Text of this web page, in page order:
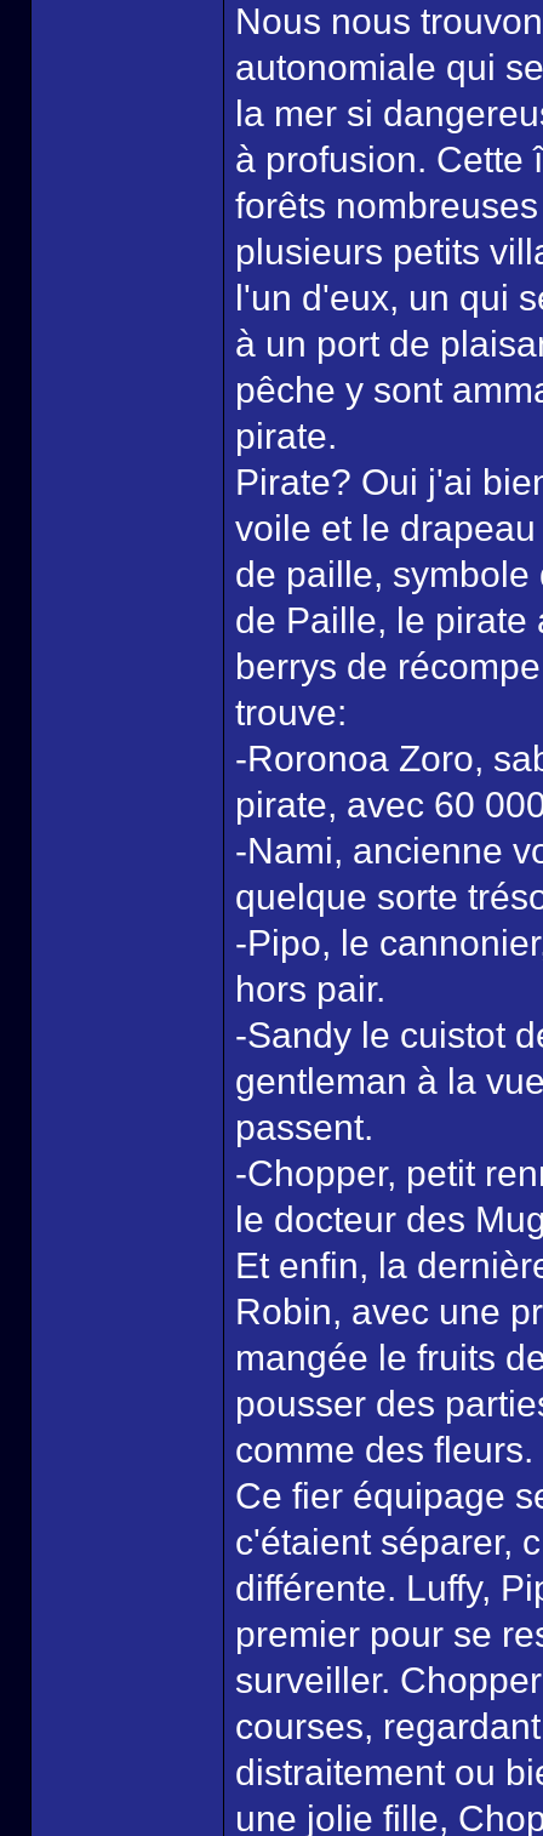
Nous nous
autonomiale qui
la mer si
à profusion. Cette
forêts
plusieurs petits
l'un d'eux, un qui
à un port de
pêche y sont
pirate.
Pirate? Oui j'ai
voile et le
de paille,
de Paille, le pirate
berrys de
trouve:
-Roronoa Zoro,
pirate, avec 60
-Nami, ancienne
quelque sorte
-Pipo, le
hors pair.
-Sandy le cuistot
gentleman à la
passent.
-Chopper, petit
le docteur des
Et enfin, la
Robin, avec une
mangée le fruits
pousser des
comme des fleurs.
Ce fier équipage
c'étaient séparer,
différente. Luffy,
premier pour se
surveiller.
courses,
distraitement ou
une jolie fille,